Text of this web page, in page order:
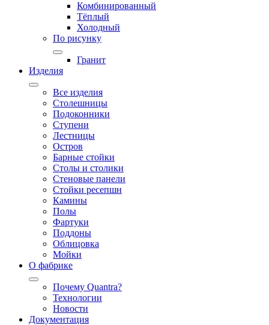
Комбинированный
Тёплый
Холодный
По рисунку
Гранит
Изделия
Все изделия
Столешницы
Подоконники
Ступени
Лестницы
Остров
Барные стойки
Столы и столики
Стеновые панели
Стойки ресепшн
Камины
Полы
Фартуки
Поддоны
Облицовка
Мойки
О фабрике
Почему Quantra?
Технологии
Новости
Документация